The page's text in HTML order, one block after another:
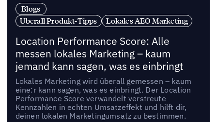
Blogs
Uberall Produkt-Tipps
Lokales AEO Marketing
Location Performance Score: Alle
messen lokales Marketing – kaum
jemand kann sagen, was es einbringt
Lokales Marketing wird überall gemessen – kaum
eine:r kann sagen, was es einbringt. Der Location
Performance Score verwandelt verstreute
Kennzahlen in echten Umsatzeffekt und hilft dir,
deinen lokalen Marketingumsatz zu bestimmen.